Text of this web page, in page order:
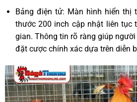
Bảng điện tử: Màn hình hiển thị
thước 200 inch cập nhật liên tục
gian. Thông tin rõ ràng giúp
đặt cược chính xác dựa trên diễn